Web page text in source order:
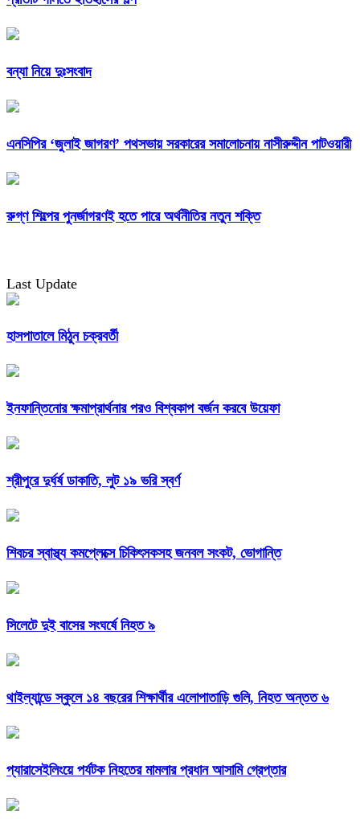
বন্যা নিয়ে দুঃসংবাদ
এনসিপির ‘জুলাই জাগরণ’ পথসভায় সরকারের সমালোচনায় নাসীরুদ্দীন পাটওয়ারী
রুগ্ণ শিল্পের পুনর্জাগরণই হতে পারে অর্থনীতির নতুন শক্তি
Last Update
হাসপাতালে মিঠুন চক্রবর্তী
ইনফান্তিনোর ক্ষমাপ্রার্থনার পরও বিশ্বকাপ বর্জন করবে উয়েফা
শ্রীপুরে দুর্ধর্ষ ডাকাতি, লুট ১৯ ভরি স্বর্ণ
শিবচর স্বাস্থ্য কমপ্লেক্সে চিকিৎসকসহ জনবল সংকট, ভোগান্তি
সিলেটে দুই বাসের সংঘর্ষে নিহত ৯
থাইল্যান্ডে স্কুলে ১৪ বছরের শিক্ষার্থীর এলোপাতাড়ি গুলি, নিহত অন্তত ৬
প্যারাসেইলিংয়ে পর্যটক নিহতের মামলার প্রধান আসামি গ্রেপ্তার